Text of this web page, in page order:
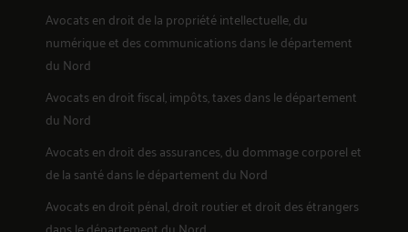
Avocats en droit de la propriété intellectuelle, du
numérique et des communicationsdans le département
du Nord
Avocats en droit fiscal, impôts, taxesdans le département
du Nord
Avocats en droit des assurances, du dommage corporel et
de la santédans le département du Nord
Avocats en droit pénal, droit routier et droit des étrangers